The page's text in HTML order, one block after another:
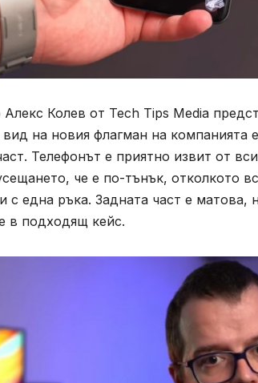
Алекс Колев от Tech Tips Media
на новия флагман на компанията
Телефонът е приятно извит от
че е по-тънък, отколкото
с една ръка. Задната част е матова,
в подходящ кейс.